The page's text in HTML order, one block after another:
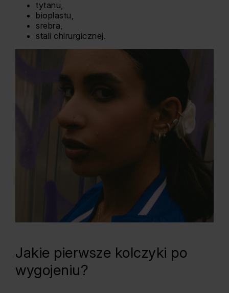
tytanu,
bioplastu,
srebra,
stali chirurgicznej.
Jakie pierwsze kolczyki po
wygojeniu?